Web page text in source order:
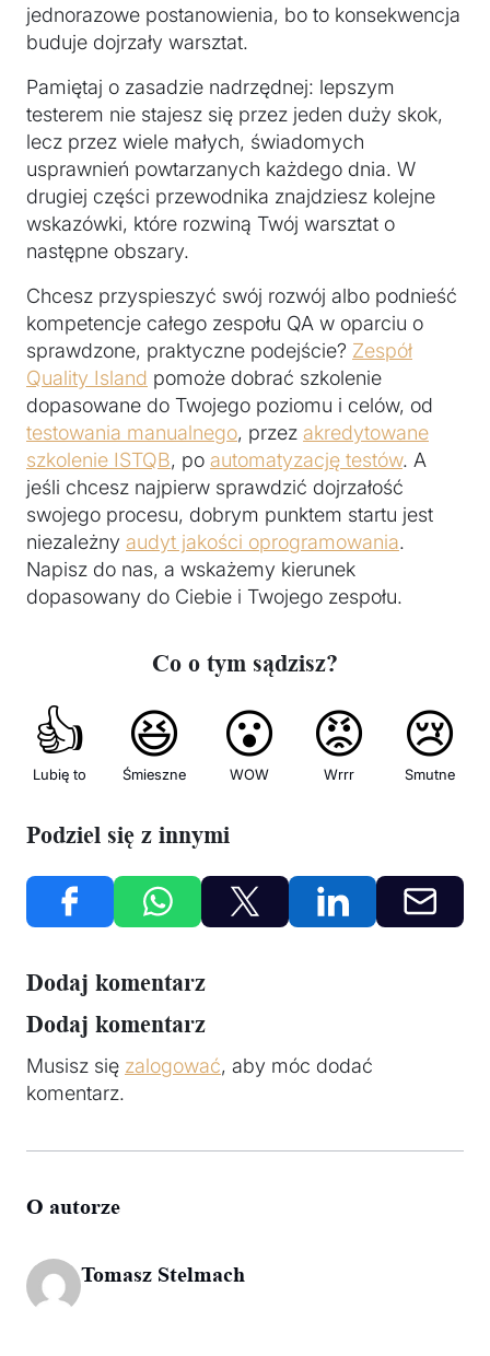
jednorazowe postanowienia, bo to konsekwencja
buduje dojrzały warsztat.
Pamiętaj o zasadzie nadrzędnej: lepszym
testerem nie stajesz się przez jeden duży skok,
lecz przez wiele małych, świadomych
usprawnień powtarzanych każdego dnia. W
drugiej części przewodnika znajdziesz kolejne
wskazówki, które rozwiną Twój warsztat o
następne obszary.
Chcesz przyspieszyć swój rozwój albo podnieść
kompetencje całego zespołu QA w oparciu o
sprawdzone, praktyczne podejście? Zespół
Quality Island pomoże dobrać szkolenie
dopasowane do Twojego poziomu i celów, od
testowania manualnego, przez akredytowane
szkolenie ISTQB, po automatyzację testów. A
jeśli chcesz najpierw sprawdzić dojrzałość
swojego procesu, dobrym punktem startu jest
niezależny audyt jakości oprogramowania.
Napisz do nas, a wskażemy kierunek
dopasowany do Ciebie i Twojego zespołu.
Co o tym sądzisz?
👍
Lubię to
😆
Śmieszne
😮
WOW
😡
Wrrr
😢
Smutne
Podziel się z innymi
Dodaj komentarz
Dodaj komentarz
Musisz się zalogować, aby móc dodać
komentarz.
O autorze
Tomasz Stelmach